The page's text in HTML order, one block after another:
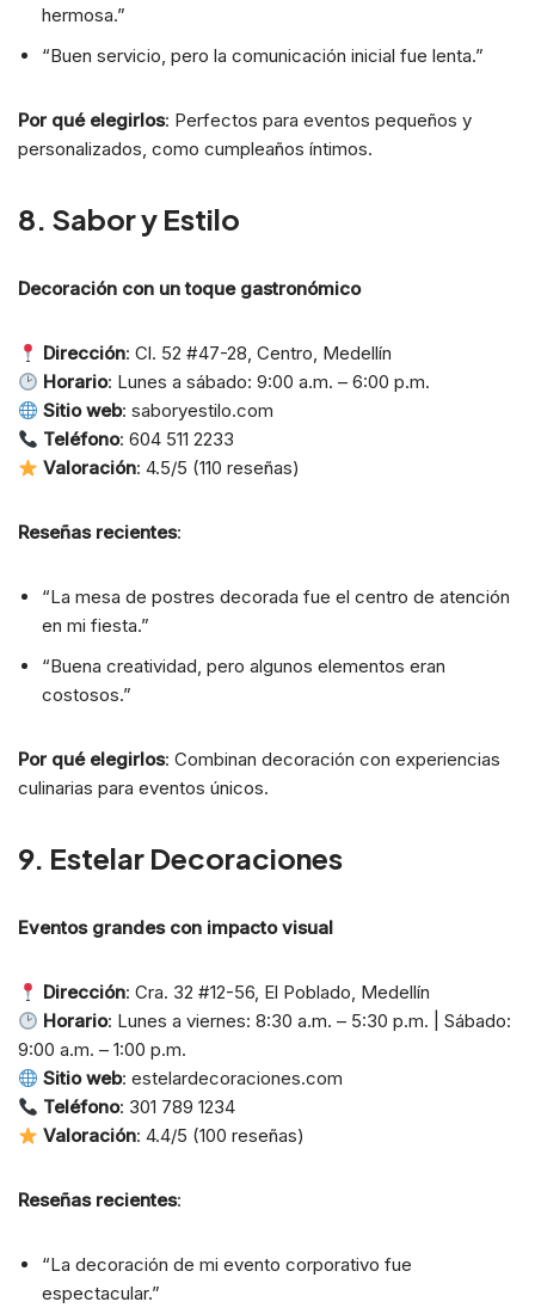
hermosa.”
“Buen servicio, pero la comunicación inicial fue lenta.”
Por qué elegirlos: Perfectos para eventos pequeños y
personalizados, como cumpleaños íntimos.
8. Sabor y Estilo
Decoración con un toque gastronómico
Dirección: Cl. 52 #47-28, Centro, Medellín
Horario: Lunes a sábado: 9:00 a.m. – 6:00 p.m.
Sitio web: saboryestilo.com
Teléfono: 604 511 2233
Valoración: 4.5/5 (110 reseñas)
Reseñas recientes:
“La mesa de postres decorada fue el centro de atención
en mi fiesta.”
“Buena creatividad, pero algunos elementos eran
costosos.”
Por qué elegirlos: Combinan decoración con experiencias
culinarias para eventos únicos.
9. Estelar Decoraciones
Eventos grandes con impacto visual
Dirección: Cra. 32 #12-56, El Poblado, Medellín
Horario: Lunes a viernes: 8:30 a.m. – 5:30 p.m. | Sábado:
9:00 a.m. – 1:00 p.m.
Sitio web: estelardecoraciones.com
Teléfono: 301 789 1234
Valoración: 4.4/5 (100 reseñas)
Reseñas recientes:
“La decoración de mi evento corporativo fue
espectacular.”